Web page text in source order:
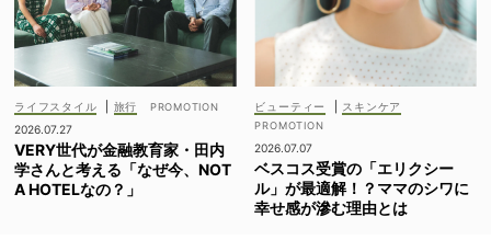
ライフスタイル
旅行
2026.07.27
VERY世代が金融教育家・田内
学さんと考える「なぜ今、NOT
A HOTELなの？」
ビューティー スキンケア
2026.07.07
ベスコス受賞の「エリクシー
ル」が最適解！？ママのシワに
幸せ感が滲む理由とは